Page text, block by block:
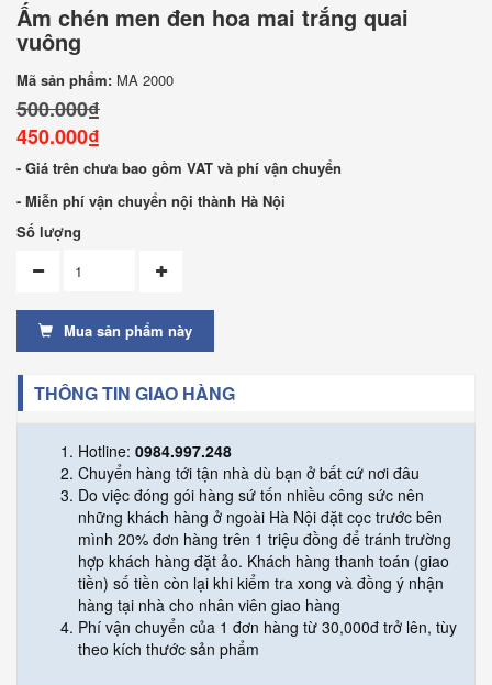
Ấm chén men đen hoa mai trắng quai
vuông
Mã sản phẩm: MA 2000
500.000₫
450.000₫
- Giá trên chưa bao gồm VAT và phí vận chuyển
- Miễn phí vận chuyển nội thành Hà Nội
Số lượng
Mua sản phẩm này
THÔNG TIN GIAO HÀNG
Hotline: 0984.997.248
Chuyển hàng tới tận nhà dù bạn ở bất cứ nơi đâu
Do việc đóng gói hàng sứ tốn nhiều công sức nên
những khách hàng ở ngoài Hà Nội đặt cọc trước bên
mình 20% đơn hàng trên 1 triệu đồng để tránh trường
hợp khách hàng đặt ảo. Khách hàng thanh toán (giao
tiền) số tiền còn lại khi kiểm tra xong và đồng ý nhận
hàng tại nhà cho nhân viên giao hàng
Phí vận chuyển của 1 đơn hàng từ 30,000đ trở lên, tùy
theo kích thước sản phẩm